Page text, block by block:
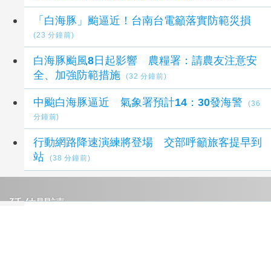
「白海豚」颱逼近！台南台電籲落實防範災損
(23 分鐘前)
白海豚颱風8日起影響 農糧署：請農友注意安
全、加強防範措施
(32 分鐘前)
中颱白海豚逼近 氣象署預計14：30發海警
(36
分鐘前)
行動網路降速演練將登場 交部呼籲旅客提早到
站
(38 分鐘前)
延伸閱讀